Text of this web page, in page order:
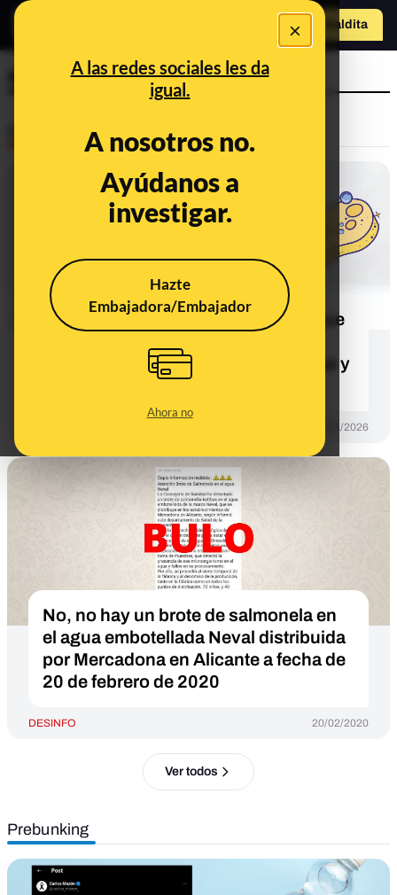
×
A las redes sociales les da
igual.
A nosotros no.
Ayúdanos a
investigar.
Hazte
Embajadora/Embajador
Ahora no
Hazte Maldito
a
agua embotellada
CONTEXTO
Las botellas de agua reutilizables que
acumular gran cantidad de bacterias y
microorganismos
30/01/2026
No, no hay un brote de salmonela en
el agua embotellada Neval distribuida
por Mercadona en Alicante a fecha de
20 de febrero de 2020
DESINFO 20/02/2020
Ver todos
Prebunking